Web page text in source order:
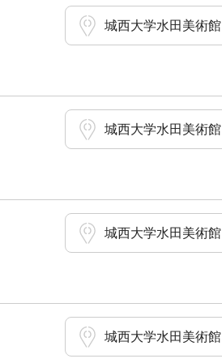
城西大学水田美術館
城西大学水田美術館
城西大学水田美術館
城西大学水田美術館